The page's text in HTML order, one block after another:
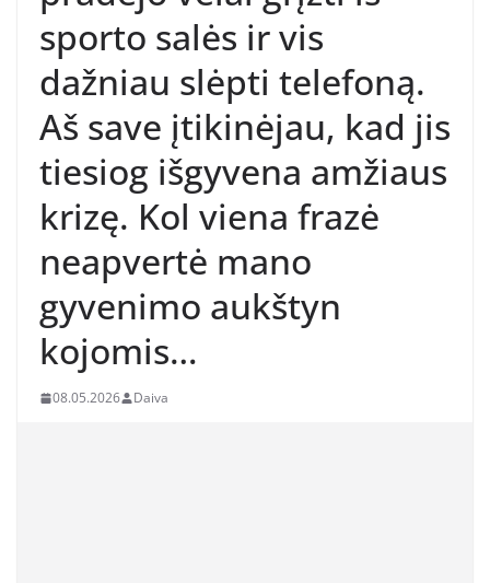
sporto salės ir vis
dažniau slėpti telefoną.
Aš save įtikinėjau, kad jis
tiesiog išgyvena amžiaus
krizę. Kol viena frazė
neapvertė mano
gyvenimo aukštyn
kojomis…
08.05.2026 Daiva